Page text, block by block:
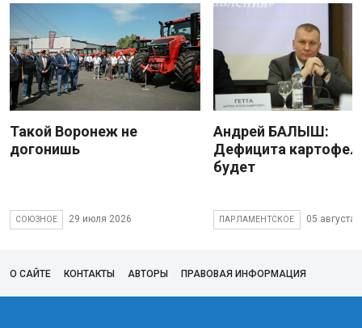
Такой Воронеж не
догонишь
СОЮЗНОЕ 29 июля 2026
Андрей БАЛЫШ:
Дефицита
будет
ПАРЛАМЕНТСКОЕ 05 августа
О САЙТЕ КОНТАКТЫ АВТОРЫ ПРАВОВАЯ ИНФОРМАЦИЯ